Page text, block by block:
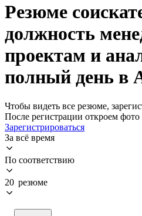
Резюме
должность
проектам и
полный день в
Чтобы видеть все резюме,
После регистрации откроем фото
Зарегистрироваться
За всё время
По соответствию
20 резюме